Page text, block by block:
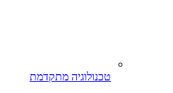
טכנולוגיה מתקדמת